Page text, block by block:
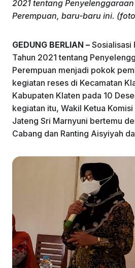
b
o
o
k
dI
n
A
p
p
a
m
2021 tentang
Perempuan, baru-baru ini.
GEDUNG BERLIAN – Sosialisasi
Tahun 2021 tentang
Perempuan menjadi pokok
kegiatan reses di Kecamatan
Kabupaten Klaten pada 10
kegiatan itu, Wakil Ketua Komisi
Jateng Sri Marnyuni bertemu
Cabang dan Ranting Aisyiyah